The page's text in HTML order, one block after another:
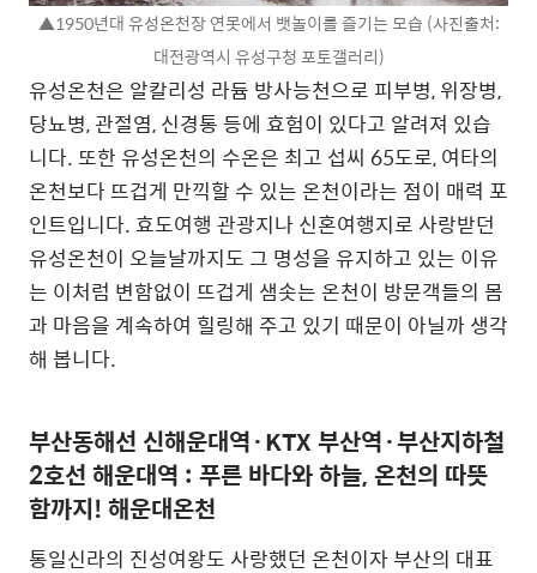
▲1950년대 유성온천장 연못에서 뱃놀이를 즐기는 모습 (사진출처:
대전광역시 유성구청 포토갤러리)
유성온천은 알칼리성 라듐 방사능천으로 피부병, 위장병,
당뇨병, 관절염, 신경통 등에 효험이 있다고 알려져 있습
니다. 또한 유성온천의 수온은 최고 섭씨 65도로, 여타의
온천보다 뜨겁게 만끽할 수 있는 온천이라는 점이 매력 포
인트입니다. 효도여행 관광지나 신혼여행지로 사랑받던
유성온천이 오늘날까지도 그 명성을 유지하고 있는 이유
는 이처럼 변함없이 뜨겁게 샘솟는 온천이 방문객들의 몸
과 마음을 계속하여 힐링해 주고 있기 때문이 아닐까 생각
해 봅니다.
부산동해선 신해운대역·KTX 부산역·부산지하철
2호선 해운대역 : 푸른 바다와 하늘, 온천의 따뜻
함까지! 해운대온천
통일신라의 진성여왕도 사랑했던 온천이자 부산의 대표